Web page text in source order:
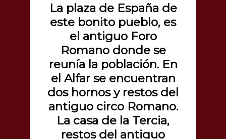
La plaza de España de
este bonito pueblo, es
el antiguo Foro
Romano donde se
reunía la población. En
el Alfar se encuentran
dos hornos y restos del
antiguo circo Romano.
La casa de la Tercia,
restos del antiguo